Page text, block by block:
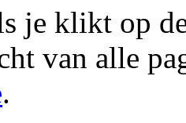
je klikt op
van alle
.